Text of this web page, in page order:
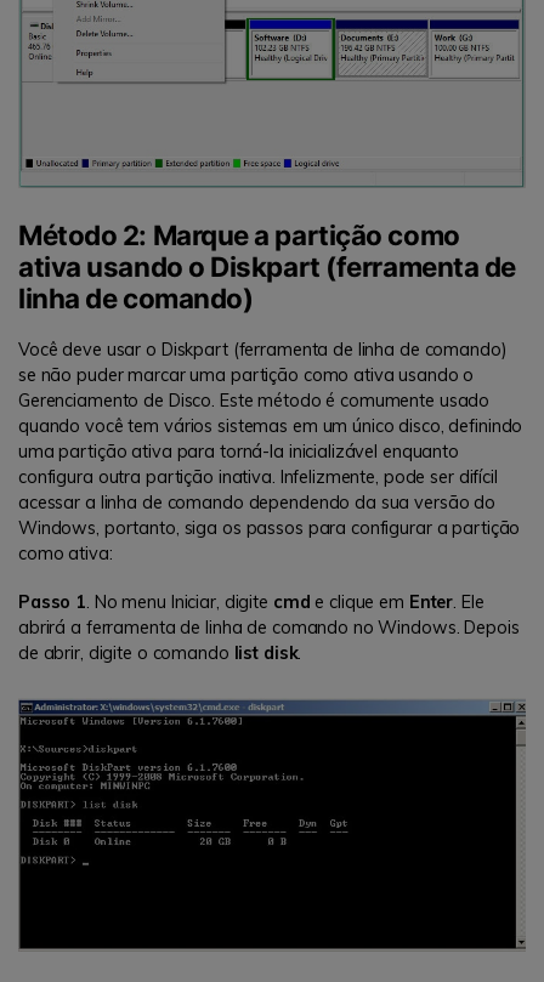
Método 2: Marque a partição como
ativa usando o Diskpart (ferramenta de
linha de comando)
Você deve usar o Diskpart (ferramenta de linha de comando)
se não puder marcar uma partição como ativa usando o
Gerenciamento de Disco. Este método é comumente usado
quando você tem vários sistemas em um único disco, definindo
uma partição ativa para torná-la inicializável enquanto
configura outra partição inativa. Infelizmente, pode ser difícil
acessar a linha de comando dependendo da sua versão do
Windows, portanto, siga os passos para configurar a partição
como ativa:
Passo 1. No menu Iniciar, digite cmd e clique em Enter. Ele
abrirá a ferramenta de linha de comando no Windows. Depois
de abrir, digite o comando list disk.